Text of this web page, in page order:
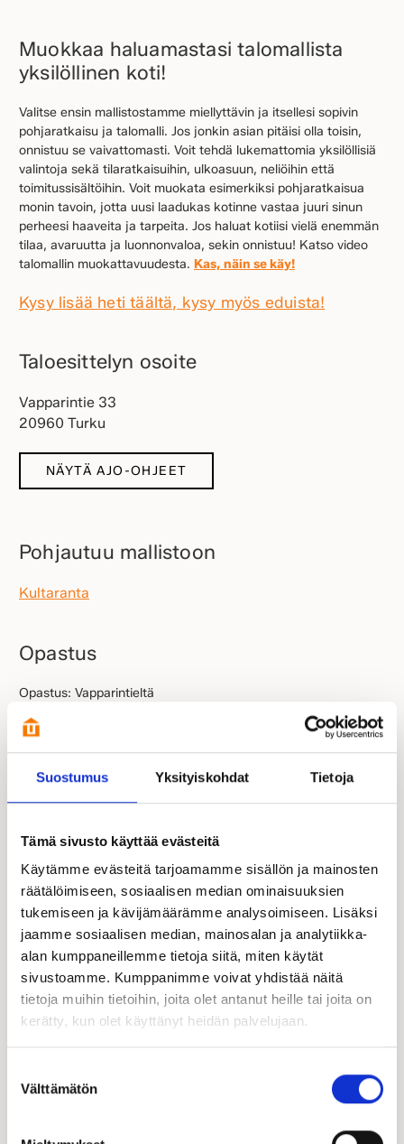
Suostumus Yksityiskohdat Tietoja
Tämä sivusto käyttää evästeitä
Käytämme evästeitä tarjoamamme sisällön ja mainosten
räätälöimiseen, sosiaalisen median ominaisuuksien
tukemiseen ja kävijämäärämme analysoimiseen. Lisäksi
jaamme sosiaalisen median, mainosalan ja analytiikka-
alan kumppaneillemme tietoja siitä, miten käytät
sivustoamme. Kumppanimme voivat yhdistää näitä
tietoja muihin tietoihin, joita olet antanut heille tai joita on
kerätty, kun olet käyttänyt heidän palvelujaan.
valinta
Välttämätön
Muokkaa haluamastasi talomallista
yksilöllinen koti!
Valitse ensin mallistostamme miellyttävin ja itsellesi sopivin
pohjaratkaisu ja talomalli. Jos jonkin asian pitäisi olla toisin,
onnistuu se vaivattomasti. Voit tehdä lukemattomia yksilöllisiä
valintoja sekä tilaratkaisuihin, ulkoasuun, neliöihin että
toimitussisältöihin. Voit muokata esimerkiksi pohjaratkaisua
monin tavoin, jotta uusi laadukas kotinne vastaa juuri sinun
perheesi haaveita ja tarpeita. Jos haluat kotiisi vielä enemmän
tilaa, avaruutta ja luonnonvaloa, sekin onnistuu! Katso video
talomallin muokattavuudesta. Kas, näin se käy!
Kysy lisää heti täältä, kysy myös eduista!
Taloesittelyn osoite
Vapparintie 33
20960 Turku
NÄYTÄ AJO-OHJEET
Pohjautuu mallistoon
Kultaranta
Opastus
Opastus: Vapparintieltä
Esittelyssä paikalla:
Päivi Lammervo
Kastelli-kauppias | FI, EN
paivi.lammervo@kastelli.fi